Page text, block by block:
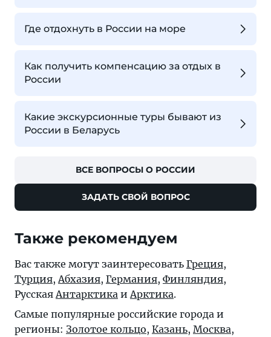
Где отдохнуть в России на море
Как получить компенсацию за отдых в
России
Какие экскурсионные туры бывают из
России в Беларусь
ВСЕ ВОПРОСЫ О РОССИИ
ЗАДАТЬ СВОЙ ВОПРОС
Также рекомендуем
Вас также могут заинтересовать Греция,
Турция, Абхазия, Германия, Финляндия,
Русская Антарктика и Арктика.
Самые популярные российские города и
регионы: Золотое кольцо, Казань, Москва,